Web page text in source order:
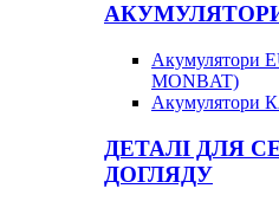
Акумулятори
MONBAT)
Акумулятори
ДЕТАЛІ ДЛЯ
ДОГЛЯДУ